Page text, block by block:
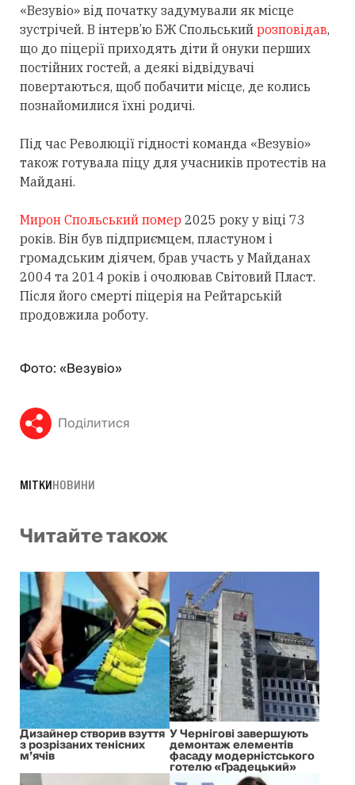
«Везувіо» від початку задумували як місце
зустрічей. В інтерв’ю БЖ Спольський розповідав,
що до піцерії приходять діти й онуки перших
постійних гостей, а деякі відвідувачі
повертаються, щоб побачити місце, де колись
познайомилися їхні родичі.
Під час Революції гідності команда «Везувіо»
також готувала піцу для учасників протестів на
Майдані.
Мирон Спольський помер 2025 року у віці 73
років. Він був підприємцем, пластуном і
громадським діячем, брав участь у Майданах
2004 та 2014 років і очолював Світовий Пласт.
Після його смерті піцерія на Рейтарській
продовжила роботу.
Фото: «Везувіо»
Поділитися
МІТКИНОВИНИ
Читайте також
Дизайнер створив взуття
з розрізаних тенісних
м’ячів
У Чернігові завершують
демонтаж елементів
фасаду модерністського
готелю «Градецький»